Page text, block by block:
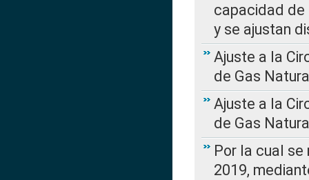
capacidad de
y se ajustan
Ajuste a la
de Gas
Ajuste a la
de Gas
Por la cual se
2019,